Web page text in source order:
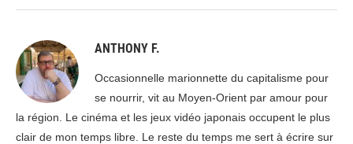
ANTHONY F.
Occasionnelle marionnette du capitalisme pour
se nourrir, vit au Moyen-Orient par amour pour
la région. Le cinéma et les jeux vidéo japonais occupent le plus
clair de mon temps libre. Le reste du temps me sert à écrire sur